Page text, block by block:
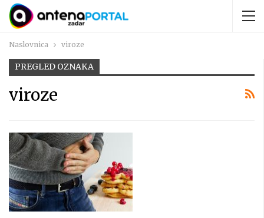
Naslovnica viroze
PREGLED OZNAKA
viroze